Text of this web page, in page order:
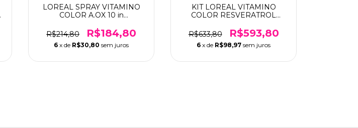
LOREAL SPRAY VITAMINO
COLOR A.OX 10 in
R$214,80
R$184,80
6 x de R$30,80 sem juros
KIT LOREAL VITAMINO
COLOR RESVERATROL
500G
R$633,80 R$593,80
6 x de R$98,97 sem juros